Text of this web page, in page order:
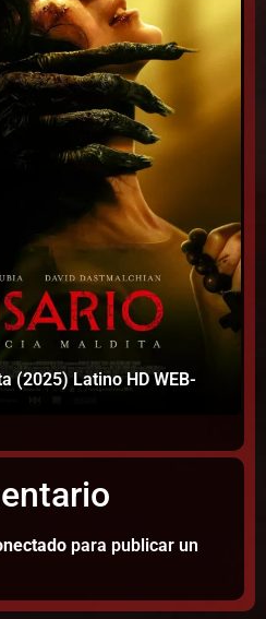
(2025) Latino HD WEB-
para publicar un